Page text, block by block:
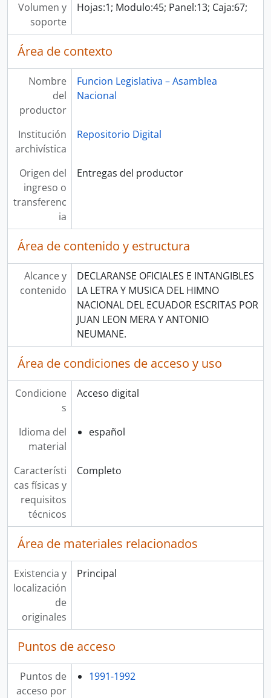
Volumen y
soporte
Hojas:1; Modulo:45; Panel:13; Caja:67;
Área de contexto
Nombre
del
productor
Funcion Legislativa – Asamblea
Nacional
Institución
archivística
Repositorio Digital
Origen del
ingreso o
transferenc
ia
Entregas del productor
Área de contenido y estructura
Alcance y
contenido
DECLARANSE OFICIALES E INTANGIBLES
LA LETRA Y MUSICA DEL HIMNO
NACIONAL DEL ECUADOR ESCRITAS POR
JUAN LEON MERA Y ANTONIO
NEUMANE.
Área de condiciones de acceso y uso
Condicione
s
Acceso digital
Idioma del
material
español
Característi
cas físicas y
requisitos
técnicos
Completo
Área de materiales relacionados
Existencia y
localización
de
originales
Principal
Puntos de acceso
Puntos de
acceso por
1991-1992